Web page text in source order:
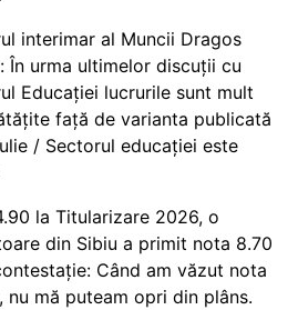
interimar al Muncii Dragos
În urma ultimelor discuții cu
Educației lucrurile sunt mult
față de varianta publicată
/ Sectorul educației este
la Titularizare 2026, o
din Sibiu a primit nota 8.70
Când am văzut nota
nu mă puteam opri din plâns.